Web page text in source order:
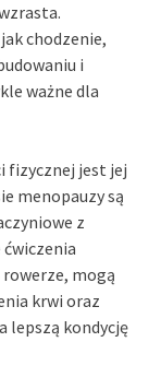
chodzenie,
i
ważne dla
fizycznej jest jej
menopauzy są
z
rowerze, mogą
krwi oraz
lepszą kondycję